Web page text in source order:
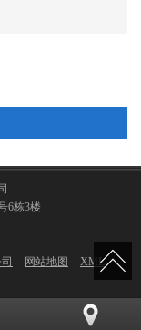
6栋3楼
网站地图 XML